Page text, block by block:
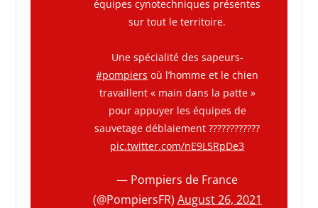
équipes cynotechniques présentes
sur tout le territoire.
Une spécialité des sapeurs-
#pompiers où l’homme et le chien
travaillent « main dans la patte »
pour appuyer les équipes de
sauvetage déblaiement ????‍????????
pic.twitter.com/nE9L5RpDe3
— Pompiers de France
(@PompiersFR) August 26, 2021